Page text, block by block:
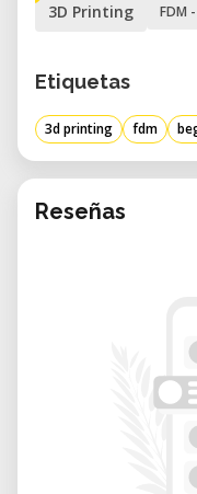
der
Erstellen von
• Praktische
Fundierte
dieses
• CHF 50 für
• CHF 20 für
• Bei
Kursbeitrag
3D Printing FDM
Etiquetas
3d printing fdm
Reseñas